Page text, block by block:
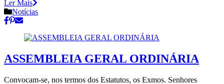
Ler Mais
Notícias
ASSEMBLEIA GERAL ORDINÁRIA
Convocam-se, nos termos dos Estatutos, os Exmos. Senhores